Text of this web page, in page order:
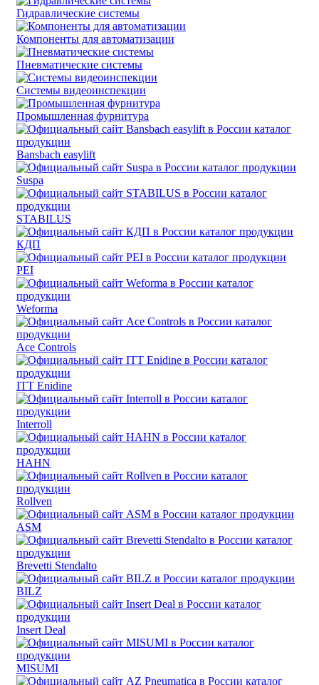
Гидравлические системы
Компоненты для автоматизации
Пневматические системы
Системы видеоинспекции
Промышленная фурнитура
Bansbach easylift
Suspa
STABILUS
КДП
PEI
Weforma
Ace Controls
ITT Enidine
Interroll
HAHN
Rollven
ASM
Brevetti Stendalto
BILZ
Insert Deal
MISUMI